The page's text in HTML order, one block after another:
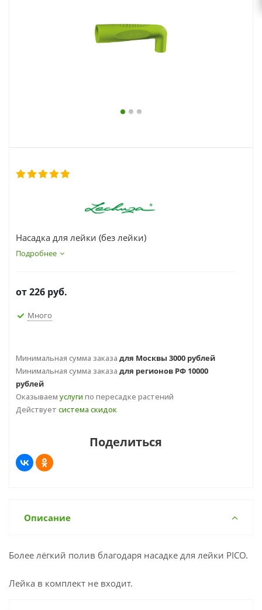
Насадка для лейки (без лейки)
Подробнее
от226 руб.
Много
Минимальная сумма заказа для Москвы 3000 рублей
Минимальная сумма заказа для регионов РФ 10000
рублей
Оказываем услуги по пересадке растений
Действует система скидок
Поделиться
Описание
Более лёгкий полив благодаря насадке для лейки PICO.
Лейка в комплект не входит.